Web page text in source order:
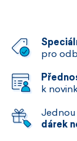
pro
k
Jednou
dárek